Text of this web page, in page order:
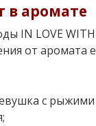
в аромате
IN LOVE WITH
от аромата
с